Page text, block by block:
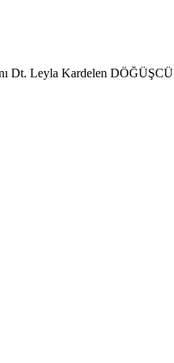
Dt. Leyla Kardelen DÖĞÜŞCÜ